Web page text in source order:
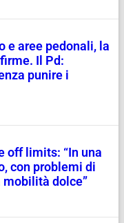
e aree pedonali, la
Il Pd:
punire i
off limits: “In una
con problemi di
mobilità dolce”